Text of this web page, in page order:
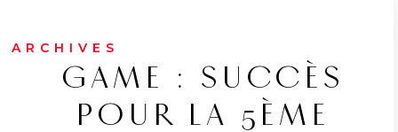
ARCHIVES
GAME : SUCCÈS
POUR LA 5ÈME